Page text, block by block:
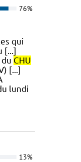
76%
qui
[...]
CHU
[...]
lundi
13%